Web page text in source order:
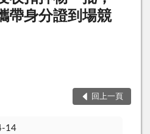
帶身分證到場競
回上一頁
14